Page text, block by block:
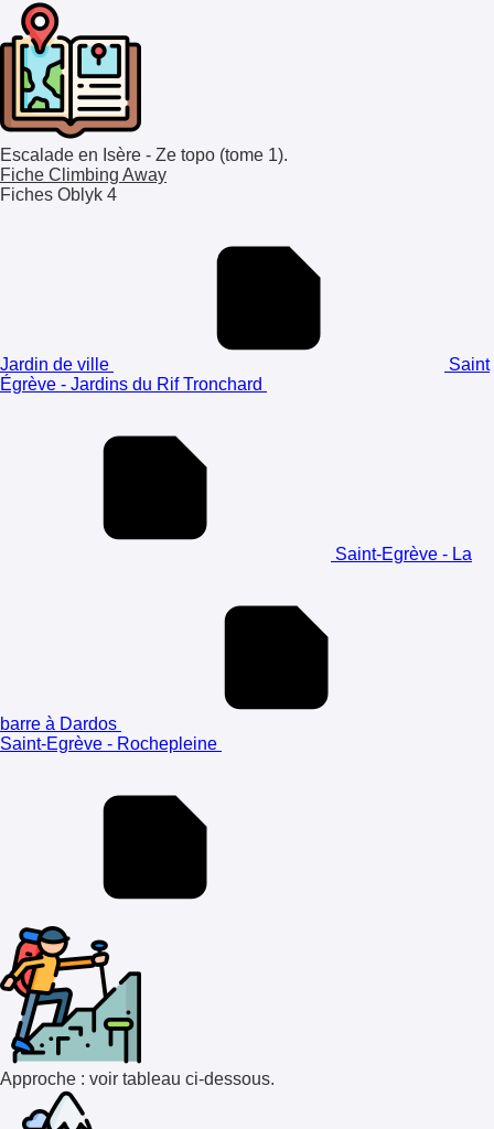
Escalade en Isère - Ze topo (tome 1).
Fiche Climbing Away
Fiches Oblyk 4
Jardin de ville
Saint
Égrève - Jardins du Rif Tronchard
Saint-Egrève - La
barre à Dardos
Saint-Egrève - Rochepleine
Approche : voir tableau ci-dessous.